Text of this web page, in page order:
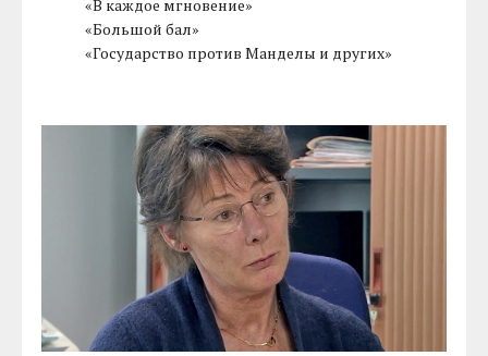
«В каждое мгновение»
«Большой бал»
«Государство против Манделы и других»